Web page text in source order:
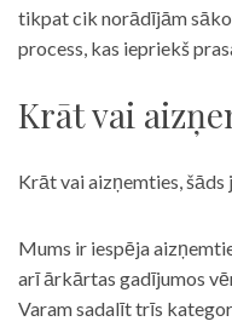
tikpat cik norādījām
process, kas iepriekš
Krāt vai
Krāt vai aizņemties,
Mums ir iespēja
arī ārkārtas gadījumos
Varam sadalīt trīs